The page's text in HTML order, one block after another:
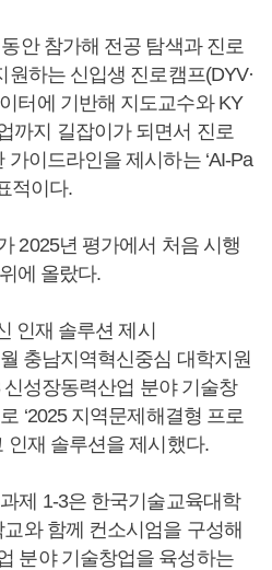
안 참가해 전공 탐색과 진로
하는 신입생 진로캠프(DYV·
터에 기반해 지도교수와 KY
까지 길잡이가 되면서 진로
이드라인을 제시하는 ‘AI-Pa
적이다.
2025년 평가에서 처음 시행
에 올랐다.
인재 솔루션 제시
충남지역혁신중심 대학지원
성장동력산업 분야 기술창
‘2025 지역문제해결형 프로
인재 솔루션을 제시했다.
제 1-3은 한국기술교육대학
와 함께 컨소시엄을 구성해
분야 기술창업을 육성하는